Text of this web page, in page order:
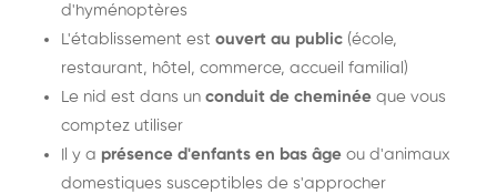
d'hyménoptères
L'établissement est ouvert au public (école,
restaurant, hôtel, commerce, accueil familial)
Le nid est dans un conduit de cheminée que vous
comptez utiliser
Il y a présence d'enfants en bas âge ou d'animaux
domestiques susceptibles de s'approcher